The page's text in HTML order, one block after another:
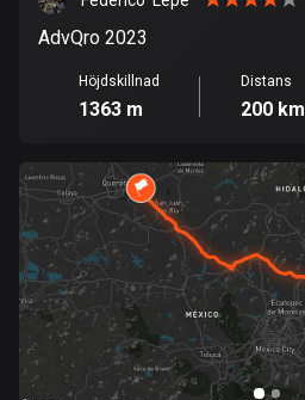
Brasilien
Brunei
Bulgarien
723 rutter
Burkina Faso
2 rutter
Chile
589 rutter
AdvQro 2023
Höjdskillnad
1363 m
Distans
200 km